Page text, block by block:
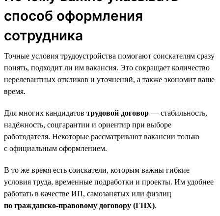
способ оформления
сотрудника
Точные условия трудоустройства помогают соискателям сразу
понять, подходит ли им вакансия. Это сокращает количество
нерелевантных откликов и уточнений, а также экономит ваше
время.
Для многих кандидатов трудовой договор — стабильность,
надёжность, соцгарантии и ориентир при выборе
работодателя. Некоторые рассматривают вакансии только
с официальным оформлением.
В то же время есть соискатели, которым важны гибкие
условия труда, временные подработки и проекты. Им удобнее
работать в качестве ИП, самозанятых или физлиц
по гражданско-правовому договору (ГПХ).